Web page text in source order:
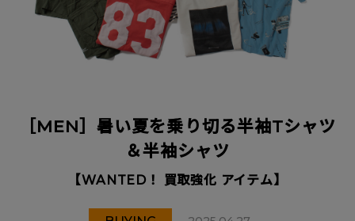
［MEN］暑い夏を乗り切る半袖Tシャツ
＆半袖シャツ
【WANTED！ 買取強化 アイテム】